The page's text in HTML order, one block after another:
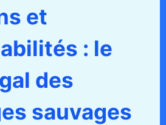
et
: le
des
sauvages